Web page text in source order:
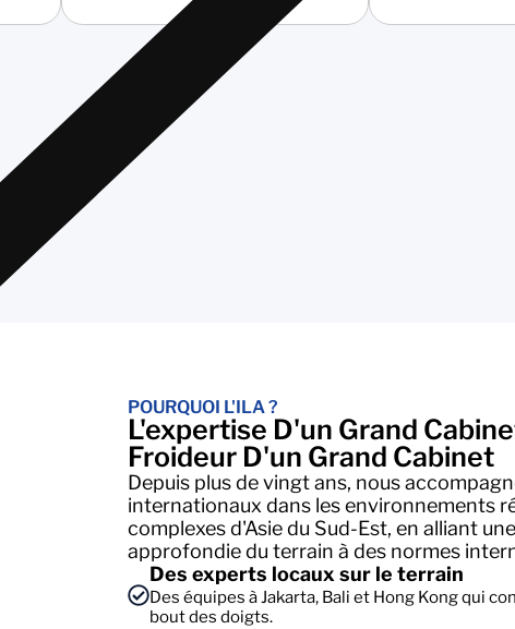
POURQUOI L'ILA ?
L'expertise D'un Grand
Froideur D'un Grand Cabinet
Depuis plus de vingt ans, nous
internationaux dans les environnements
complexes d'Asie du Sud-Est, en alliant
approfondie du terrain à des normes
Des experts locaux sur le terrain
Des équipes à Jakarta, Bali et Hong Kong qui
bout des doigts.